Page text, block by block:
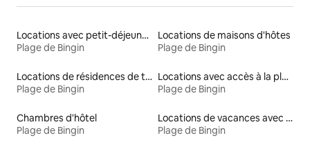
Locations avec petit-déjeuner
Plage de Bingin
Locations de maisons d'hôtes
Plage de Bingin
Locations de résidences de tourisme
Plage de Bingin
Locations avec accès à la plage
Plage de Bingin
Chambres d'hôtel
Plage de Bingin
Locations de vacances avec piscine
Plage de Bingin